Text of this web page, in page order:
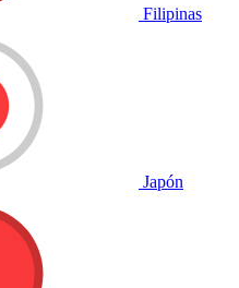
Filipinas
Japón